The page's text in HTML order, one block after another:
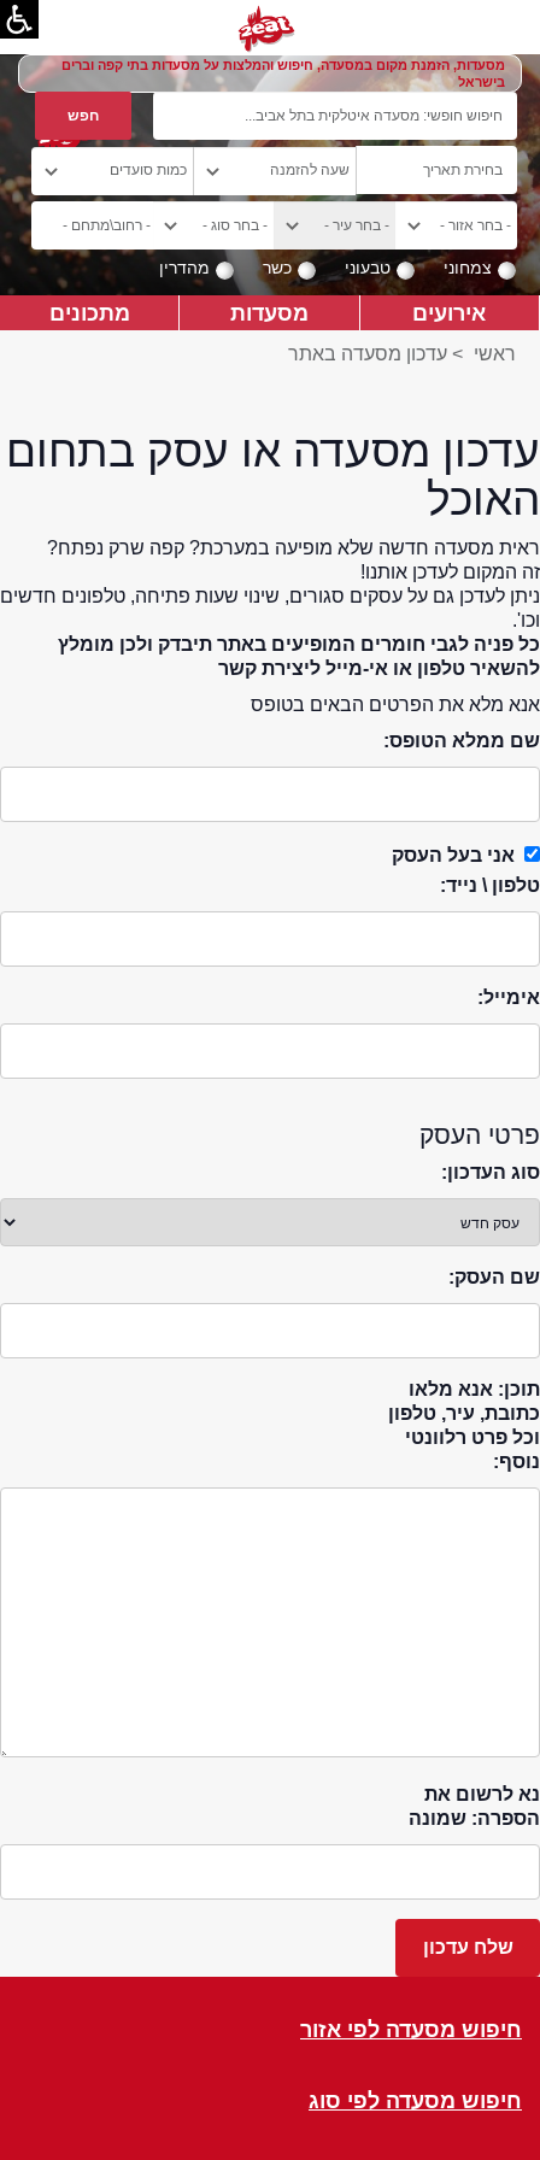
מסעדות, הזמנת מקום במסעדה, חיפוש והמלצות על מסעדות בתי קפה וברים
בישראל
צמחוני טבעוני כשר מהדרין
אירועים מסעדות מתכונים
ראשי > עדכון מסעדה באתר
עדכון מסעדה או עסק בתחום
האוכל
ראית מסעדה חדשה שלא מופיעה במערכת? קפה שרק נפתח?
זה המקום לעדכן אותנו!
ניתן לעדכן גם על עסקים סגורים, שינוי שעות פתיחה, טלפונים חדשים
וכו'.
כל פניה לגבי חומרים המופיעים באתר תיבדק ולכן מומלץ
להשאיר טלפון או אי-מייל ליצירת קשר
אנא מלא את הפרטים הבאים בטופס
שם ממלא הטופס:
אני בעל העסק
טלפון \ נייד:
אימייל:
פרטי העסק
סוג העדכון:
שם העסק:
תוכן: אנא מלאו
כתובת, עיר, טלפון
וכל פרט רלוונטי
נוסף:
נא לרשום את
הספרה: שמונה
חיפוש מסעדה לפי אזור
חיפוש מסעדה לפי סוג